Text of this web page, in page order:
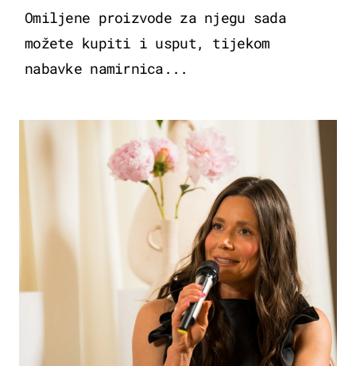
Omiljene proizvode za njegu sada
možete kupiti i usput, tijekom
nabavke namirnica...
MODA & LJEPOTA